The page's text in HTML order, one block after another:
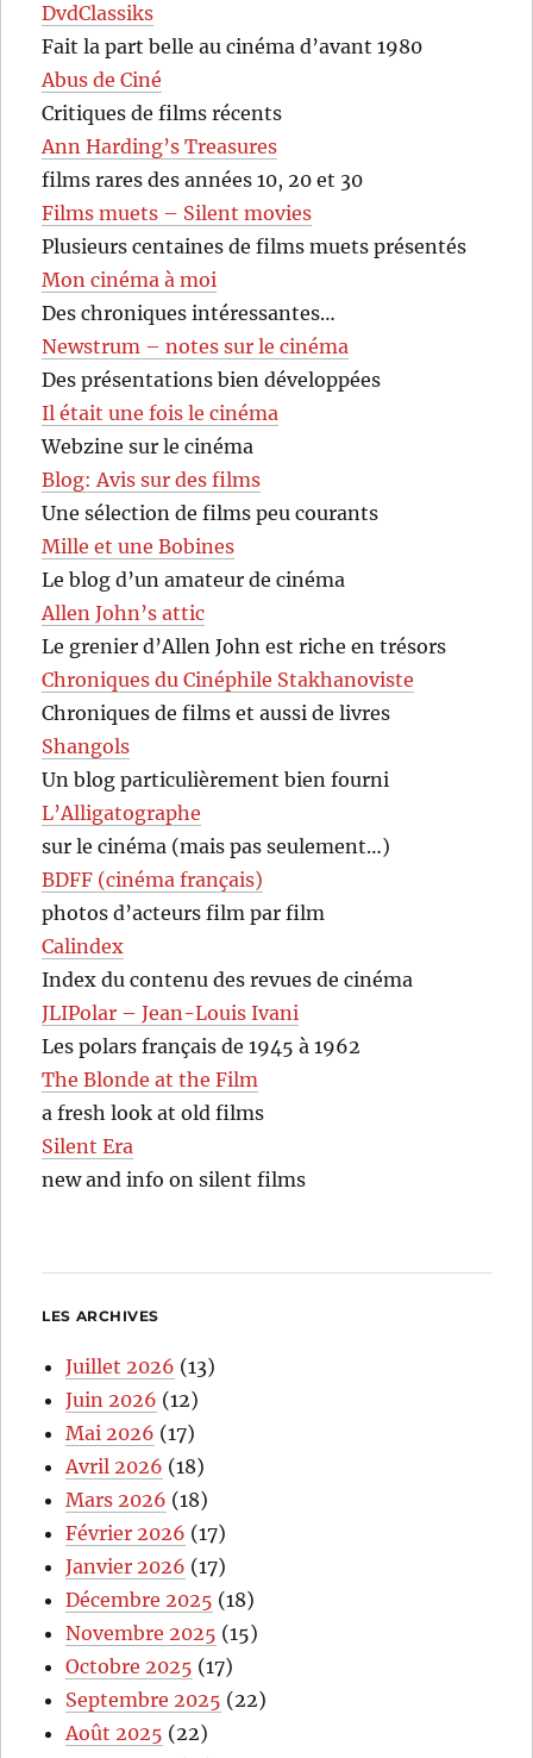
DvdClassiks
Fait la part belle au cinéma d’avant 1980
Abus de Ciné
Critiques de films récents
Ann Harding’s Treasures
films rares des années 10, 20 et 30
Films muets – Silent movies
Plusieurs centaines de films muets présentés
Mon cinéma à moi
Des chroniques intéressantes…
Newstrum – notes sur le cinéma
Des présentations bien développées
Il était une fois le cinéma
Webzine sur le cinéma
Blog: Avis sur des films
Une sélection de films peu courants
Mille et une Bobines
Le blog d’un amateur de cinéma
Allen John’s attic
Le grenier d’Allen John est riche en trésors
Chroniques du Cinéphile Stakhanoviste
Chroniques de films et aussi de livres
Shangols
Un blog particulièrement bien fourni
L’Alligatographe
sur le cinéma (mais pas seulement…)
BDFF (cinéma français)
photos d’acteurs film par film
Calindex
Index du contenu des revues de cinéma
JLIPolar – Jean-Louis Ivani
Les polars français de 1945 à 1962
The Blonde at the Film
a fresh look at old films
Silent Era
new and info on silent films
LES ARCHIVES
Juillet 2026 (13)
Juin 2026 (12)
Mai 2026 (17)
Avril 2026 (18)
Mars 2026 (18)
Février 2026 (17)
Janvier 2026 (17)
Décembre 2025 (18)
Novembre 2025 (15)
Octobre 2025 (17)
Septembre 2025 (22)
Août 2025 (22)